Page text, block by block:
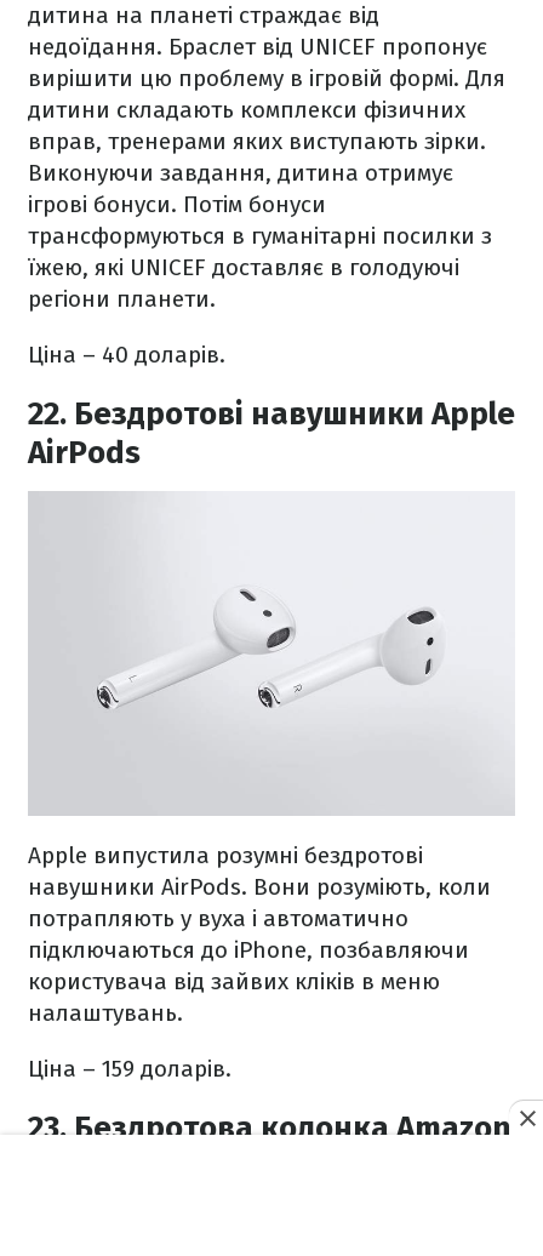
дитина на планеті страждає від
недоїдання. Браслет від UNICEF пропонує
вирішити цю проблему в ігровій формі. Для
дитини складають комплекси фізичних
вправ, тренерами яких виступають зірки.
Виконуючи завдання, дитина отримує
ігрові бонуси. Потім бонуси
трансформуються в гуманітарні посилки з
їжею, які UNICEF доставляє в голодуючі
регіони планети.
Ціна – 40 доларів.
22. Бездротові навушники Apple
AirPods
Apple випустила розумні бездротові
навушники AirPods. Вони розуміють, коли
потрапляють у вуха і автоматично
підключаються до iPhone, позбавляючи
користувача від зайвих кліків в меню
налаштувань.
Ціна – 159 доларів.
23. Бездротова колонка Amazon